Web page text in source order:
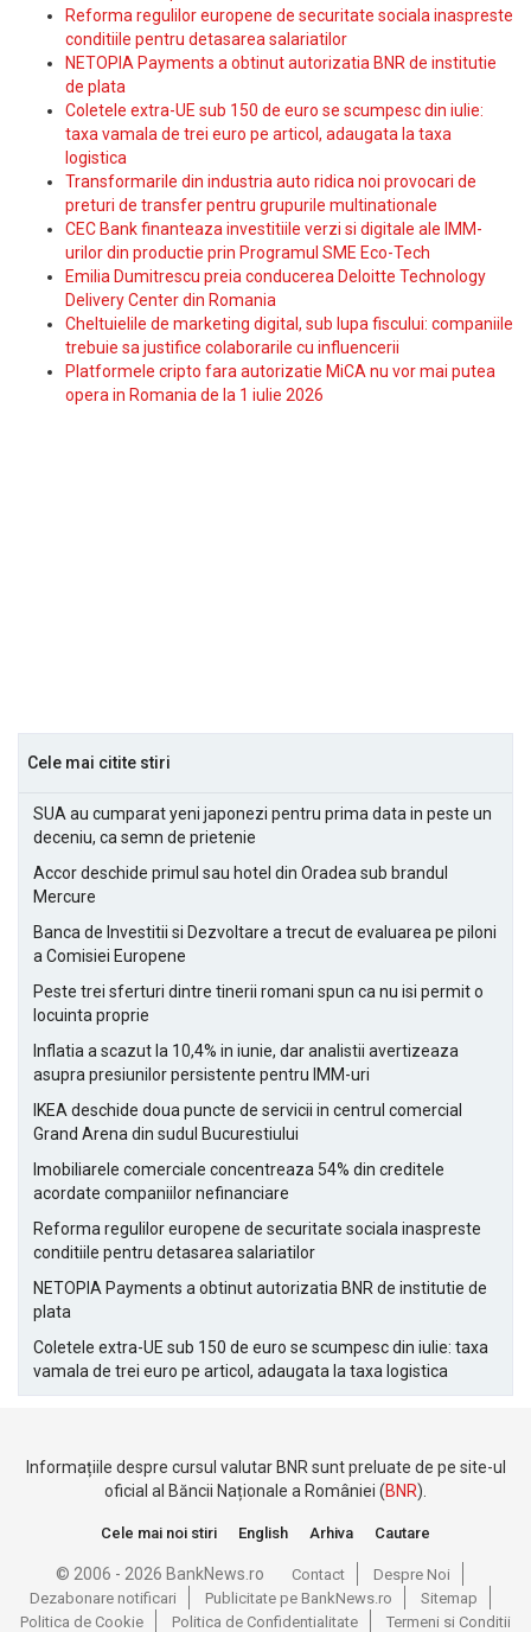
Reforma regulilor europene de securitate sociala inaspreste
conditiile pentru detasarea salariatilor
NETOPIA Payments a obtinut autorizatia BNR de institutie
de plata
Coletele extra-UE sub 150 de euro se scumpesc din iulie:
taxa vamala de trei euro pe articol, adaugata la taxa
logistica
Transformarile din industria auto ridica noi provocari de
preturi de transfer pentru grupurile multinationale
CEC Bank finanteaza investitiile verzi si digitale ale IMM-
urilor din productie prin Programul SME Eco-Tech
Emilia Dumitrescu preia conducerea Deloitte Technology
Delivery Center din Romania
Cheltuielile de marketing digital, sub lupa fiscului: companiile
trebuie sa justifice colaborarile cu influencerii
Platformele cripto fara autorizatie MiCA nu vor mai putea
opera in Romania de la 1 iulie 2026
Cele mai citite stiri
SUA au cumparat yeni japonezi pentru prima data in peste un
deceniu, ca semn de prietenie
Accor deschide primul sau hotel din Oradea sub brandul
Mercure
Banca de Investitii si Dezvoltare a trecut de evaluarea pe piloni
a Comisiei Europene
Peste trei sferturi dintre tinerii romani spun ca nu isi permit o
locuinta proprie
Inflatia a scazut la 10,4% in iunie, dar analistii avertizeaza
asupra presiunilor persistente pentru IMM-uri
IKEA deschide doua puncte de servicii in centrul comercial
Grand Arena din sudul Bucurestiului
Imobiliarele comerciale concentreaza 54% din creditele
acordate companiilor nefinanciare
Reforma regulilor europene de securitate sociala inaspreste
conditiile pentru detasarea salariatilor
NETOPIA Payments a obtinut autorizatia BNR de institutie de
plata
Coletele extra-UE sub 150 de euro se scumpesc din iulie: taxa
vamala de trei euro pe articol, adaugata la taxa logistica
Informațiile despre cursul valutar BNR sunt preluate de pe site-ul
oficial al Băncii Naționale a României (BNR).
Cele mai noi stiri English Arhiva Cautare
© 2006 - 2026 BankNews.ro Contact
Despre Noi
Dezabonare notificari
Publicitate pe BankNews.ro
Sitemap
Politica de Cookie
Politica de Confidentialitate Termeni si Conditii